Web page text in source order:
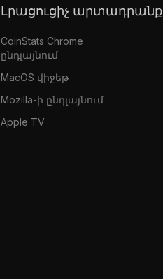
Լրացուցիչ արտադրանք
CoinStats Chrome
ընդլայնում
MacOS վիջեթ
Mozilla-ի ընդլայնում
Apple TV